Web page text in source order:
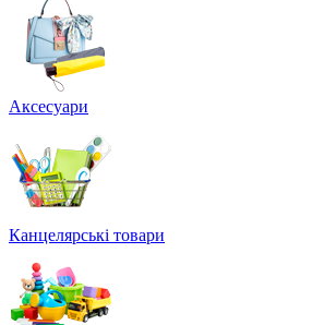
Аксесуари
Канцелярські товари